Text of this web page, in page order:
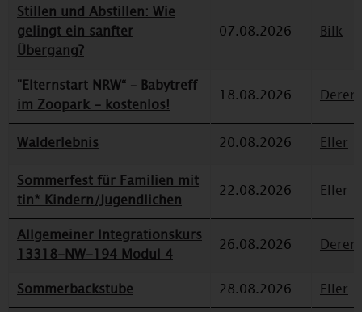
Stillen und Abstillen: Wie
gelingt ein sanfter
Übergang?
07.08.2026 Bilk
"Elternstart NRW“ – Babytreff
im Zoopark - kostenlos!
18.08.2026
Walderlebnis 20.08.2026
Eller
Sommerfest für Familien mit
tin* Kindern/Jugendlichen
22.08.2026 Eller
Allgemeiner Integrationskurs
13318-NW-194 Modul 4
26.08.2026
Sommerbackstube 28.08.2026
Eller